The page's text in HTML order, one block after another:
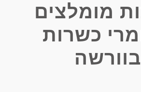
מומלצים
כשרות
בוורשה